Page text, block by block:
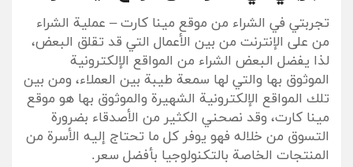
تجربتي في الشراء من موقع مينا كارت – عملية الشراء
من على الإنترنت من بين الأعمال التي قد تقلق البعض،
لذا يفضل البعض الشراء من المواقع الإلكترونية
الموثوق بها والتي لها سمعة طيبة بين العملاء، ومن بين
تلك المواقع الإلكترونية الشهيرة والموثوق بها هو موقع
مينا كارت، وقد نصحني الكثير من الأصدقاء بضرورة
التسوق من خلاله فهو يوفر كل ما تحتاج إليه الأسرة من
المنتجات الخاصة بالتكنولوجيا بأفضل سعر.